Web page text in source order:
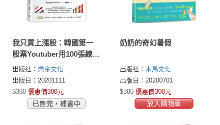
我只買上漲股：韓國第一
股票Youtuber用100張線圖
教你看穿主力動向，搭順
風車買進下一支300%飆股
出版社： 樂金文化
出版日：20201111
$380 優惠價300元
已售完，補書中
奶奶的奇幻暑假
出版社： 木馬文化
出版日：20200701
$380 優惠價300元
放入購物車